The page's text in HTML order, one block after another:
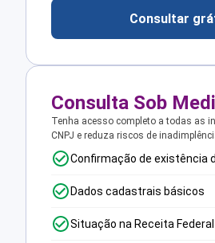
Consultar
Consulta Sob
Tenha acesso completo a todas as
CNPJ e reduza riscos de
Confirmação de existência
Dados cadastrais básicos
Situação na Receita Federal